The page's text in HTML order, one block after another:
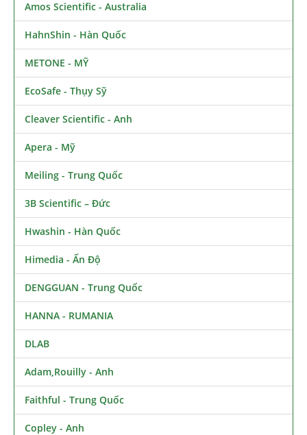
Amos Scientific - Australia
HahnShin - Hàn Quốc
METONE - MỸ
EcoSafe - Thụy Sỹ
Cleaver Scientific - Anh
Apera - Mỹ
Meiling - Trung Quốc
3B Scientific – Đức
Hwashin - Hàn Quốc
Himedia - Ấn Độ
DENGGUAN - Trung Quốc
HANNA - RUMANIA
DLAB
Adam,Rouilly - Anh
Faithful - Trung Quốc
Copley - Anh